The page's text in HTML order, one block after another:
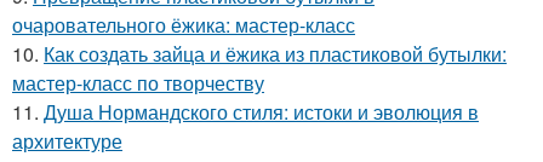
очаровательного ёжика: мастер-класс
10. Как создать зайца и ёжика из пластиковой бутылки:
мастер-класс по творчеству
11. Душа Нормандского стиля: истоки и эволюция в
архитектуре